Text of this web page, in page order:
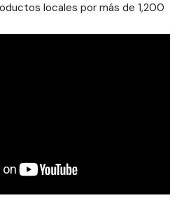
locales por más de 1,200